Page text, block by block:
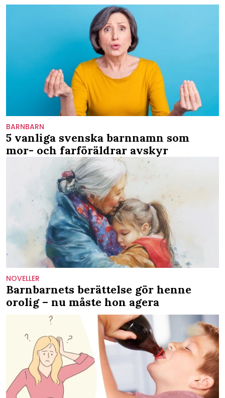
BARNBARN
5 vanliga svenska barnnamn som
mor- och farföräldrar avskyr
NOVELLER
Barnbarnets berättelse gör henne
orolig – nu måste hon agera